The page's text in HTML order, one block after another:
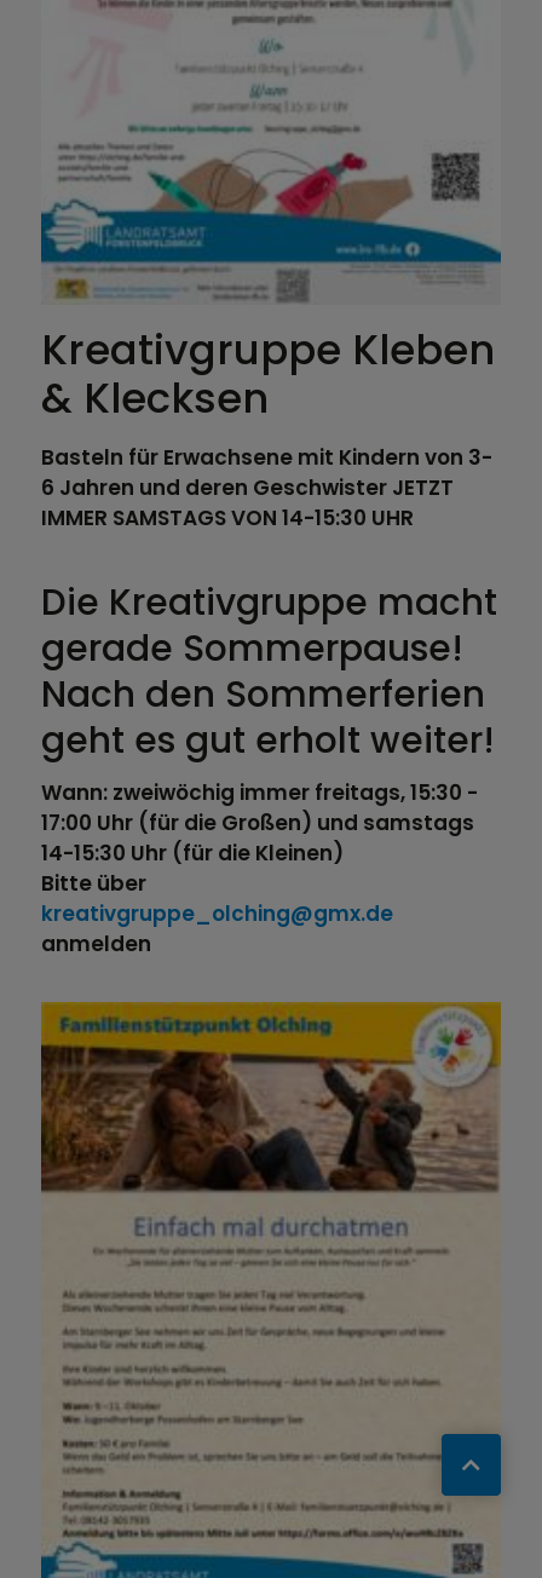
Kreativgruppe Kleben
& Klecksen
Basteln für Erwachsene mit Kindern von 3-
6 Jahren und deren Geschwister JETZT
IMMER SAMSTAGS VON 14-15:30 UHR
Die Kreativgruppe macht
gerade Sommerpause!
Nach den Sommerferien
geht es gut erholt weiter!
Wann: zweiwöchig immer freitags, 15:30 -
17:00 Uhr (für die Großen) und samstags
14-15:30 Uhr (für die Kleinen)
Bitte über
kreativgruppe_olching@gmx.de
anmelden